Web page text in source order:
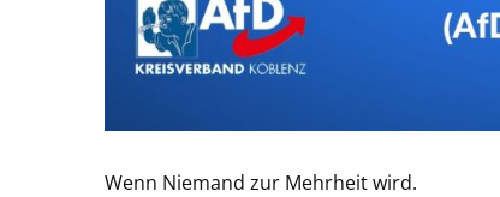
Wenn Niemand zur Mehrheit wird.